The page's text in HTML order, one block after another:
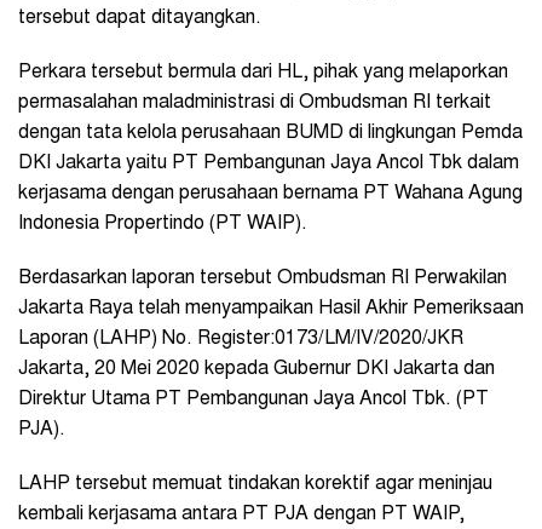
tersebut dapat ditayangkan.
Perkara tersebut bermula dari HL, pihak yang melaporkan
permasalahan maladministrasi di Ombudsman RI terkait
dengan tata kelola perusahaan BUMD di lingkungan Pemda
DKI Jakarta yaitu PT Pembangunan Jaya Ancol Tbk dalam
kerjasama dengan perusahaan bernama PT Wahana Agung
Indonesia Propertindo (PT WAIP).
Berdasarkan laporan tersebut Ombudsman RI Perwakilan
Jakarta Raya telah menyampaikan Hasil Akhir Pemeriksaan
Laporan (LAHP) No. Register:0173/LM/IV/2020/JKR
Jakarta, 20 Mei 2020 kepada Gubernur DKI Jakarta dan
Direktur Utama PT Pembangunan Jaya Ancol Tbk. (PT
PJA).
LAHP tersebut memuat tindakan korektif agar meninjau
kembali kerjasama antara PT PJA dengan PT WAIP,